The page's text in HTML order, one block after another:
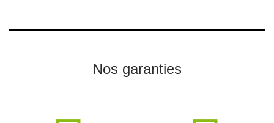
Nos garanties